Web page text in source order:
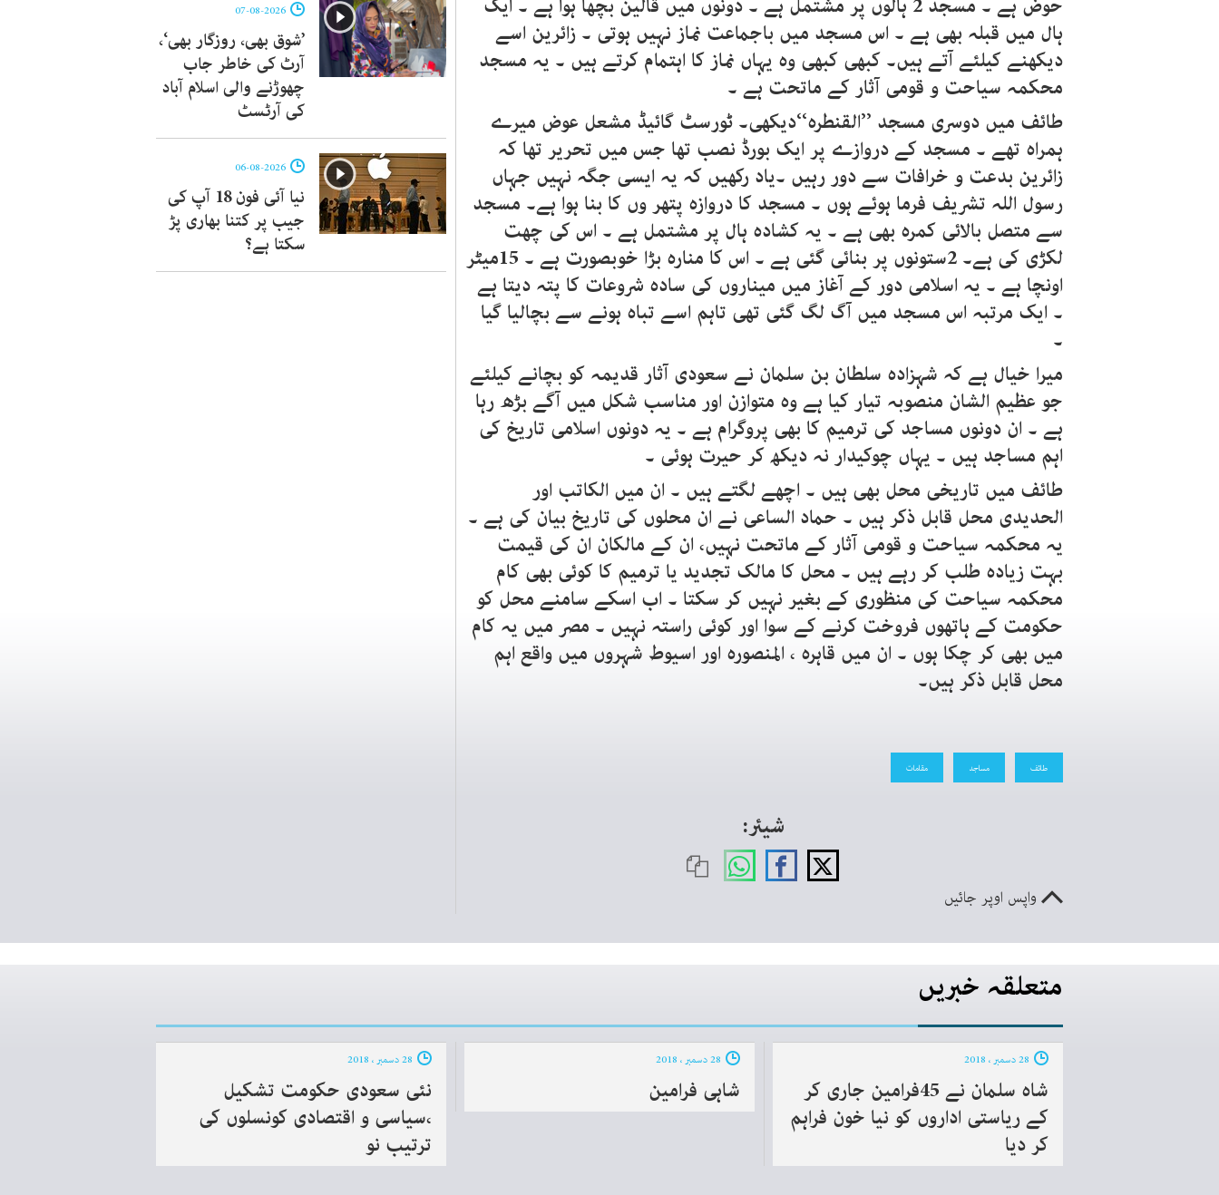
حوض ہے ۔ مسجد 2 ہالوں پر مشتمل ہے ۔ دونوں میں قالین بچھا ہوا ہے ۔ ایک
ہال میں قبلہ بھی ہے ۔ اس مسجد میں باجماعت نماز نہیں ہوتی ۔ زائرین اسے
دیکھنے کیلئے آتے ہیں۔ کبھی کبھی وہ یہاں نماز کا اہتمام کرتے ہیں ۔ یہ مسجد
محکمہ سیاحت و قومی آثار کے ماتحت ہے ۔
طائف میں دوسری مسجد ’’القنطرہ‘‘دیکھی۔ ٹورسٹ گائیڈ مشعل عوض میرے
ہمراہ تھے ۔ مسجد کے دروازے پر ایک بورڈ نصب تھا جس میں تحریر تھا کہ
زائرین بدعت و خرافات سے دور رہیں ۔یاد رکھیں کہ یہ ایسی جگہ نہیں جہاں
رسول اللہ تشریف فرما ہوئے ہوں ۔ مسجد کا دروازہ پتھر وں کا بنا ہوا ہے۔ مسجد
سے متصل بالائی کمرہ بھی ہے ۔ یہ کشادہ ہال پر مشتمل ہے ۔ اس کی چھت
لکڑی کی ہے۔ 2ستونوں پر بنائی گئی ہے ۔ اس کا منارہ بڑا خوبصورت ہے ۔ 15میٹر
اونچا ہے ۔ یہ اسلامی دور کے آغاز میں میناروں کی سادہ شروعات کا پتہ دیتا ہے
۔ ایک مرتبہ اس مسجد میں آگ لگ گئی تھی تاہم اسے تباہ ہونے سے بچالیا گیا
۔
میرا خیال ہے کہ شہزادہ سلطان بن سلمان نے سعودی آثار قدیمہ کو بچانے کیلئے
جو عظیم الشان منصوبہ تیار کیا ہے وہ متوازن اور مناسب شکل میں آگے بڑھ رہا
ہے ۔ ان دونوں مساجد کی ترمیم کا بھی پروگرام ہے ۔ یہ دونوں اسلامی تاریخ کی
اہم مساجد ہیں ۔ یہاں چوکیدار نہ دیکھ کر حیرت ہوئی ۔
طائف میں تاریخی محل بھی ہیں ۔ اچھے لگتے ہیں ۔ ان میں الکاتب اور
الحدیدی محل قابل ذکر ہیں ۔ حماد الساعی نے ان محلوں کی تاریخ بیان کی ہے ۔
یہ محکمہ سیاحت و قومی آثار کے ماتحت نہیں، ان کے مالکان ان کی قیمت
بہت زیادہ طلب کر رہے ہیں ۔ محل کا مالک تجدید یا ترمیم کا کوئی بھی کام
محکمہ سیاحت کی منظوری کے بغیر نہیں کر سکتا ۔ اب اسکے سامنے محل کو
حکومت کے ہاتھوں فروخت کرنے کے سوا اور کوئی راستہ نہیں ۔ مصر میں یہ کام
میں بھی کر چکا ہوں ۔ ان میں قاہرہ ، المنصورہ اور اسیوط شہروں میں واقع اہم
محل قابل ذکر ہیں۔
طائف مساجد مقامات
شیئر:
واپس اوپر جائیں
’شوق بھی، روزگار بھی‘،
آرٹ کی خاطر جاب
چھوڑنے والی اسلام آباد
کی آرٹسٹ
نیا آئی فون 18 آپ کی
جیب پر کتنا بھاری پڑ
سکتا ہے؟
متعلقہ خبریں
شاہ سلمان نے 45فرامین جاری کر
کے ریاستی اداروں کو نیا خون فراہم
کر دیا
شاہی فرامین
نئی سعودی حکومت تشکیل
،سیاسی و اقتصادی کونسلوں کی
ترتیب نو